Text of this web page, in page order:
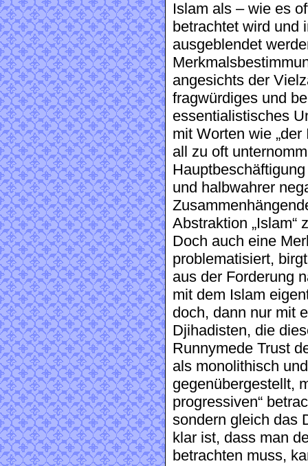
Islam als – wie es
betrachtet wird und
ausgeblendet
angesichts der
fragwürdiges und
essentialistisches
mit Worten wie
all zu oft
und halbwahrer
Abstraktion „Islam“
Doch auch eine
problematisiert,
aus der Forderung
mit dem Islam
doch, dann nur mit
Djihadisten, die
Runnymede Trust
als monolithisch
gegenübergestellt,
progressiven“
sondern gleich das
klar ist, dass man
betrachten muss,